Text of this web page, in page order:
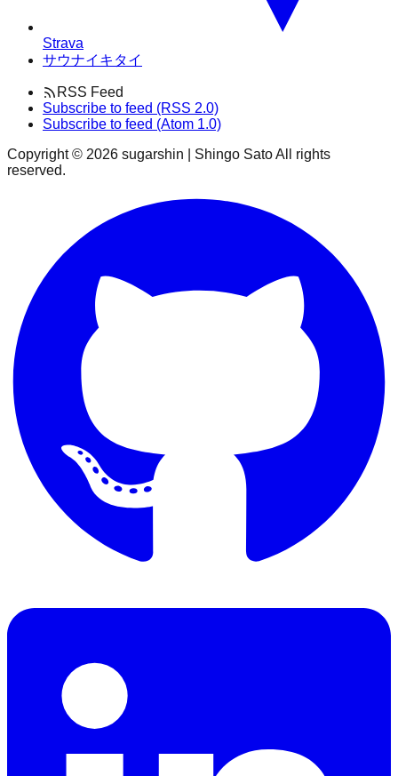
Strava
サウナイキタイ
RSS Feed
Subscribe to feed (RSS 2.0)
Subscribe to feed (Atom 1.0)
Copyright © 2026 sugarshin | Shingo Sato All rights
reserved.